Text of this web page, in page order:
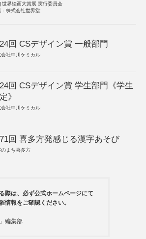
世界絵画大賞展 実行委員会
：株式会社世界堂
回 CSデザイン賞 一般部門
会社中川ケミカル
回 CSデザイン賞 学生部門《学生
》
会社中川ケミカル
回 喜多方発感じる漢字あそび
のまち喜多方
際は、必ず公式ホームページにて
情報をご確認ください。
編集部